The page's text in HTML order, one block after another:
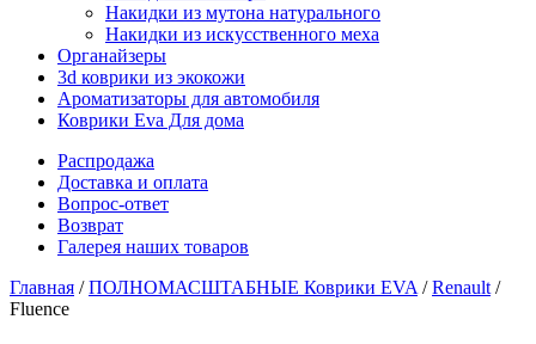
Накидки из мутона натурального
Накидки из искусственного меха
Органайзеры
3d коврики из экокожи
Ароматизаторы для автомобиля
Коврики Eva Для дома
Распродажа
Доставка и оплата
Вопрос-ответ
Возврат
Галерея наших товаров
Главная /ПОЛНОМАСШТАБНЫЕ Коврики EVA /Renault /
Fluence